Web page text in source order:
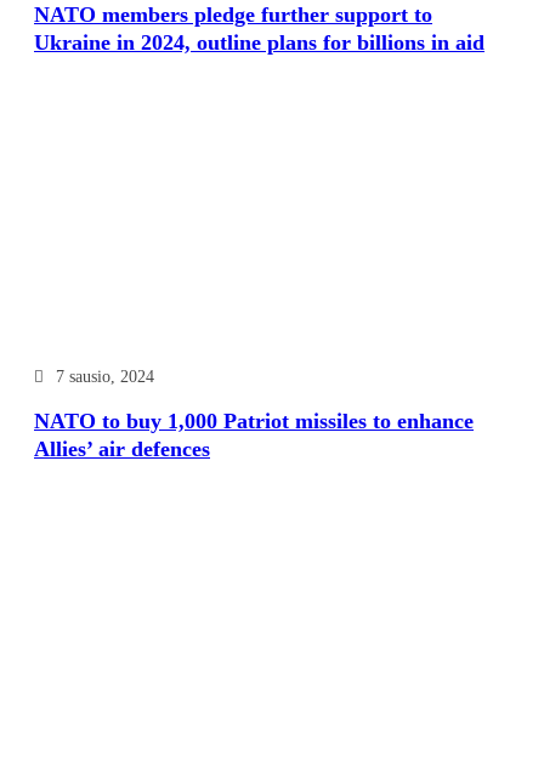
NATO members pledge further support to
Ukraine in 2024, outline plans for billions in aid
7 sausio, 2024
NATO to buy 1,000 Patriot missiles to enhance
Allies’ air defences